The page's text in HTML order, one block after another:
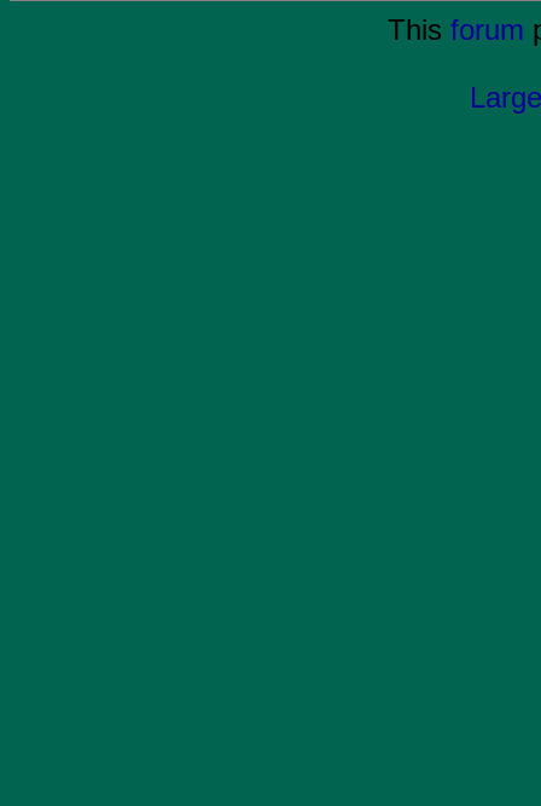
This forum